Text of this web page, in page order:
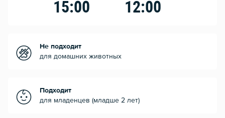
15:00 12:00
Не подходит
для домашних животных
Подходит
для младенцев (младше 2 лет)